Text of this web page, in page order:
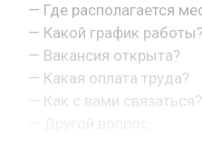
— Где располагается
— Какой график
— Вакансия открыта?
— Какая оплата труда?
— Как с вами связаться?